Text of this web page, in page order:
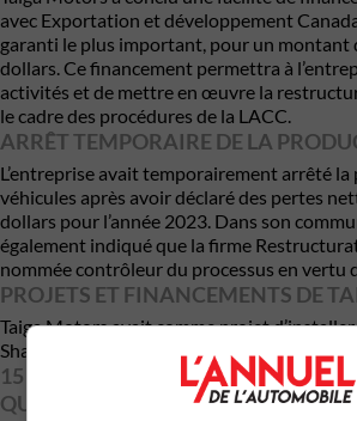
avec Exportation et développement
garanti le plus important, pour un montant
dollars. Ce financement permettra à
activités et de mettre en œuvre la
le cadre des procédures de la LACC.
ARRÊT TEMPORAIRE DE LA
L’entreprise avait temporairement arrêté la
véhicules après avoir déclaré des pertes
dollars pour l’année 2023. Dans son
également indiqué que la firme
nommée contrôleur du processus en vertu
PROJETS ET FINANCEMENTS DE
Taiga Motors avait comme projet
Shawinigan. L’entreprise avait reçu divers
15 MILLIONS DE DOLLARS
QUÉBEC EN MARS 2023